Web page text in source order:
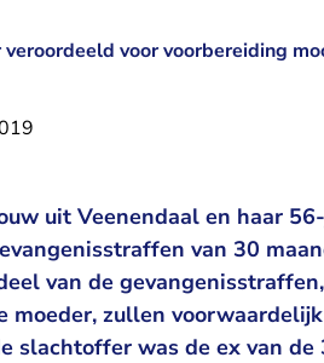
voor voorbereiding
uit Veenendaal en haar
van 30
van de
moeder, zullen
slachtoffer was de ex van